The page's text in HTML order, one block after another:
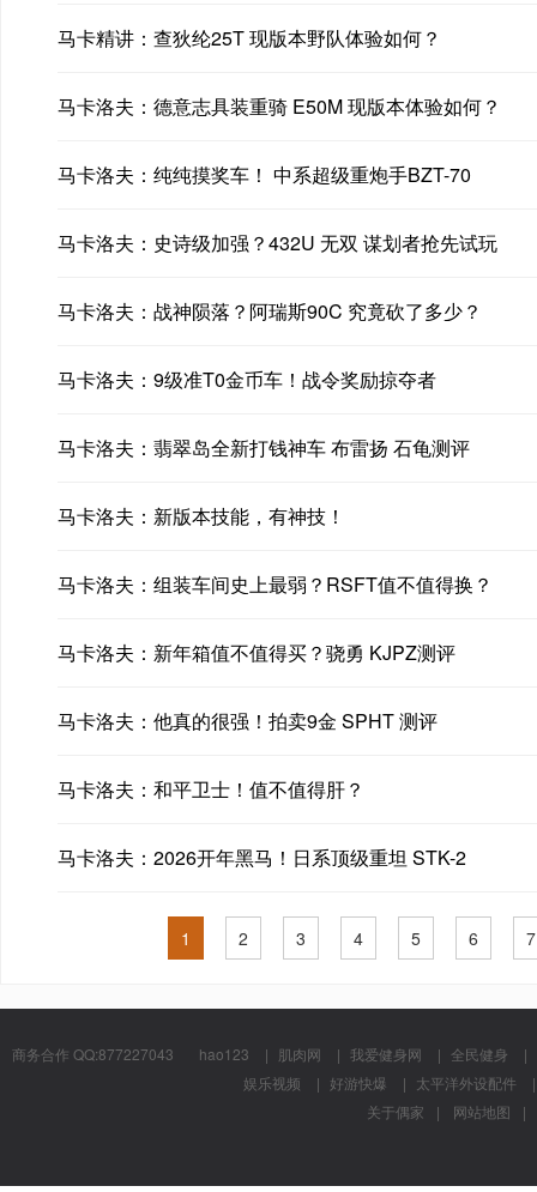
马卡精讲：查狄纶25T 现版本野队体验如何？
马卡洛夫：德意志具装重骑 E50M 现版本体验如何？
马卡洛夫：纯纯摸奖车！ 中系超级重炮手BZT-70
马卡洛夫：史诗级加强？432U 无双 谋划者抢先试玩
马卡洛夫：战神陨落？阿瑞斯90C 究竟砍了多少？
马卡洛夫：9级准T0金币车！战令奖励掠夺者
马卡洛夫：翡翠岛全新打钱神车 布雷扬 石龟测评
马卡洛夫：新版本技能，有神技！
马卡洛夫：组装车间史上最弱？RSFT值不值得换？
马卡洛夫：新年箱值不值得买？骁勇 KJPZ测评
马卡洛夫：他真的很强！拍卖9金 SPHT 测评
马卡洛夫：和平卫士！值不值得肝？
马卡洛夫：2026开年黑马！日系顶级重坦 STK-2
1 2 3 4 5 6 7
商务合作 QQ:877227043 hao123 | 肌肉网 | 我爱健身网 | 全民健身
|
娱乐视频
| 好游快爆 | 太平洋外设配件
|
关于偶家
| 网站地图
|